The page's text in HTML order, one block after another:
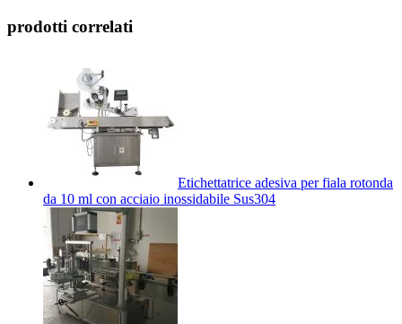
prodotti correlati
Etichettatrice adesiva per fiala rotonda
da 10 ml con acciaio inossidabile Sus304